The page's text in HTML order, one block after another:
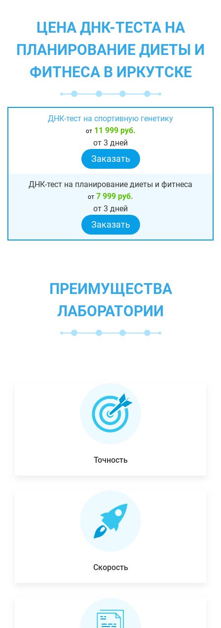
ЦЕНА ДНК-ТЕСТА НА
ПЛАНИРОВАНИЕ ДИЕТЫ И
ФИТНЕСА В ИРКУТСКЕ
ДНК-тест на спортивную генетику
от11 999 руб.
от 3 дней
Заказать
ДНК-тест на планирование диеты и фитнеса
от 7 999 руб.
от 3 дней
Заказать
ПРЕИМУЩЕСТВА
ЛАБОРАТОРИИ
Точность
Скорость